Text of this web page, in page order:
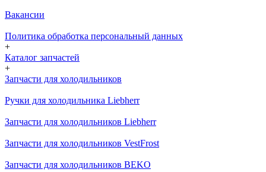
Вакансии
Политика обработка персональный данных
+
Каталог запчастей
+
Запчасти для холодильников
Ручки для холодильника Liebherr
Запчасти для холодильников Liebherr
Запчасти для холодильников VestFrost
Запчасти для холодильников BEKO